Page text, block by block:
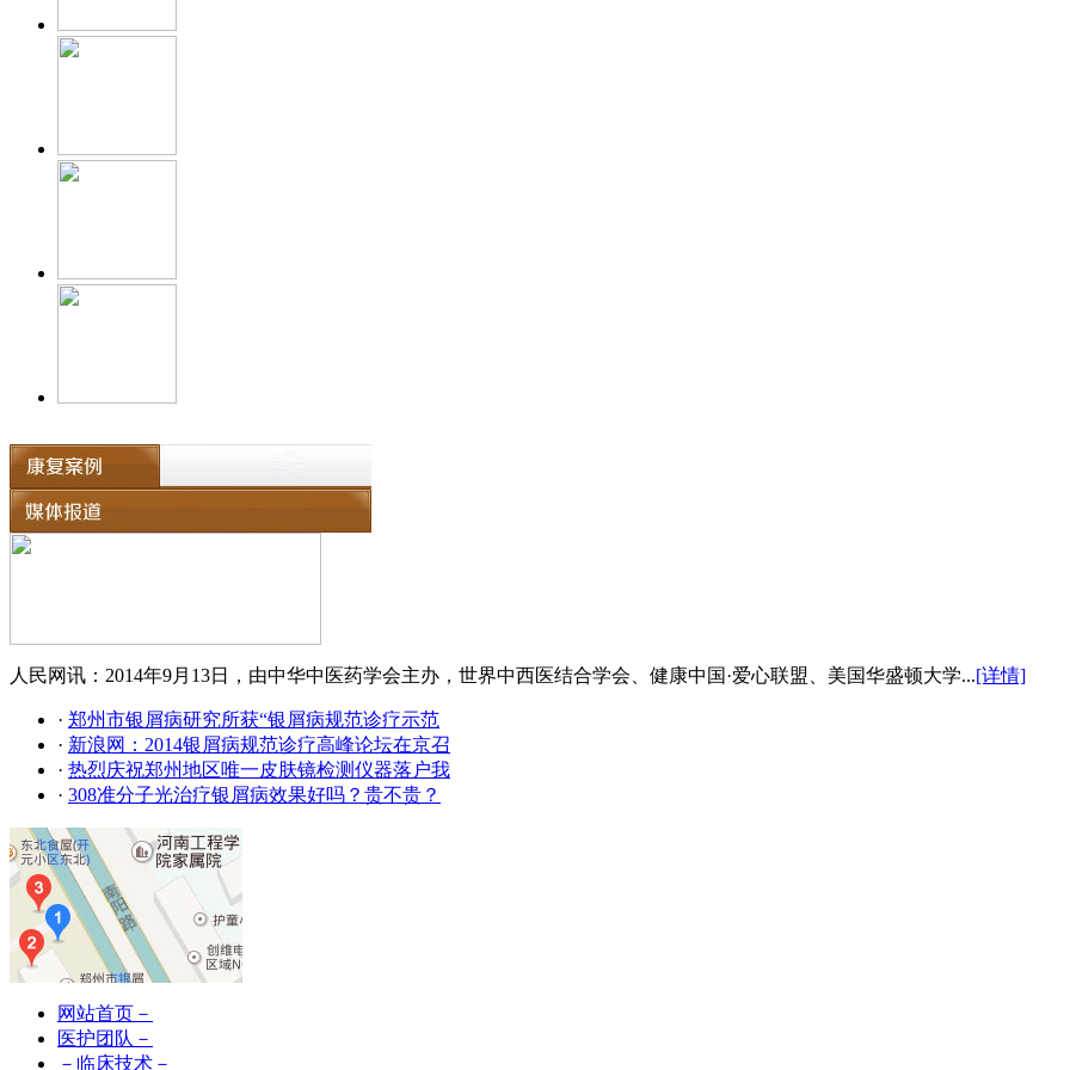
人民网讯：2014年9月13日，由中华中医药学会主办，世界中西医结合学会、健康中国·爱心联盟、美国华盛顿大学...[详情]
· 郑州市银屑病研究所获“银屑病规范诊疗示范
· 新浪网：2014银屑病规范诊疗高峰论坛在京召
· 热烈庆祝郑州地区唯一皮肤镜检测仪器落户我
· 308准分子光治疗银屑病效果好吗？贵不贵？
网站首页－
医护团队－
－临床技术－